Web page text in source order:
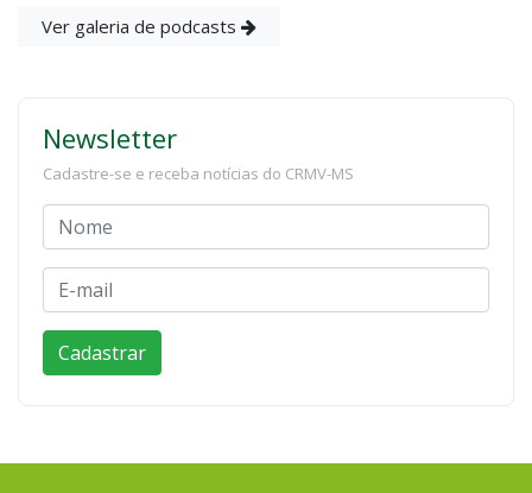
Ver galeria de podcasts
Newsletter
Cadastre-se e receba notícias do CRMV-MS